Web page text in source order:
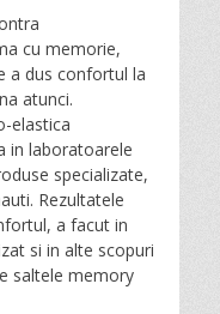
cu memorie,
a dus confortul la
atunci.
elastica
in laboratoarele
specializate,
Rezultatele
a facut in
si in alte scopuri
saltele memory